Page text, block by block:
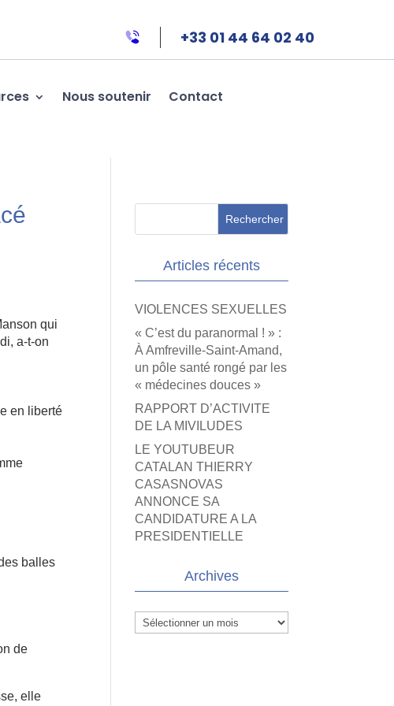
+33 01 44 64 02 40
Nous soutenir Contact
qui
a-t-on
en liberté
balles
de
elle
Articles récents
VIOLENCES SEXUELLES
« C’est du paranormal ! » :
À Amfreville-Saint-Amand,
un pôle santé rongé par les
« médecines douces »
RAPPORT D’ACTIVITE
DE LA MIVILUDES
LE YOUTUBEUR
CATALAN THIERRY
CASASNOVAS
ANNONCE SA
CANDIDATURE A LA
PRESIDENTIELLE
Archives
Archives